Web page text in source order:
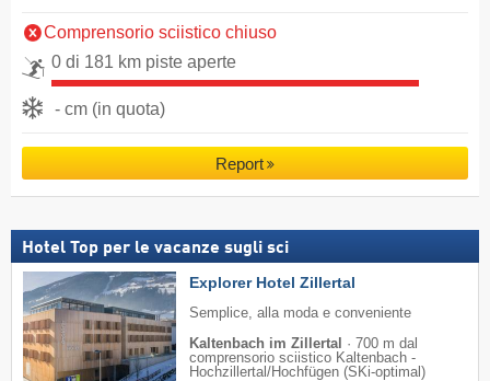
Comprensorio sciistico chiuso
0 di 181 km piste aperte
- cm (in quota)
Report
Hotel Top per le vacanze sugli sci
Explorer Hotel Zillertal
Semplice, alla moda e conveniente
Kaltenbach im Zillertal · 700 m dal
comprensorio sciistico Kaltenbach -
Hochzillertal/​Hochfügen (SKi-optimal)